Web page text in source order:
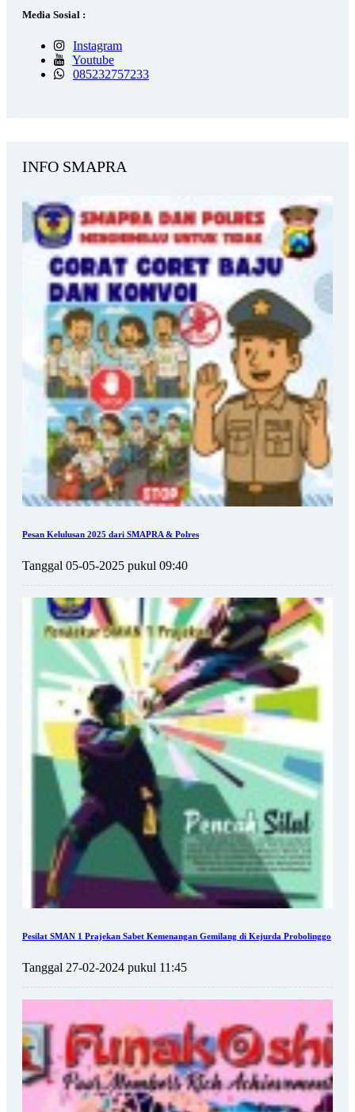
Media Sosial :
Instagram
Youtube
085232757233
INFO SMAPRA
Pesan Kelulusan 2025 dari SMAPRA & Polres
Tanggal 05-05-2025 pukul 09:40
Pesilat SMAN 1 Prajekan Sabet Kemenangan Gemilang di Kejurda Probolinggo
Tanggal 27-02-2024 pukul 11:45